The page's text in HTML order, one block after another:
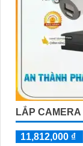
LẮP
11,812,000 ₫